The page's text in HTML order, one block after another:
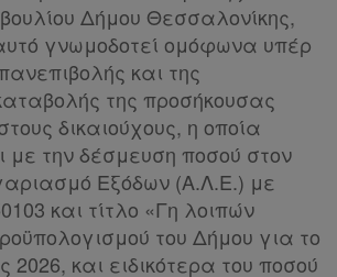
Δήμου Θεσσαλονίκης,
γνωμοδοτεί ομόφωνα υπέρ
και της
της προσήκουσας
δικαιούχους, η οποία
με την δέσμευση ποσού στον
Εξόδων (Α.Λ.Ε.) με
και τίτλο «Γη λοιπών
του Δήμου για το
2026, και ειδικότερα του ποσού